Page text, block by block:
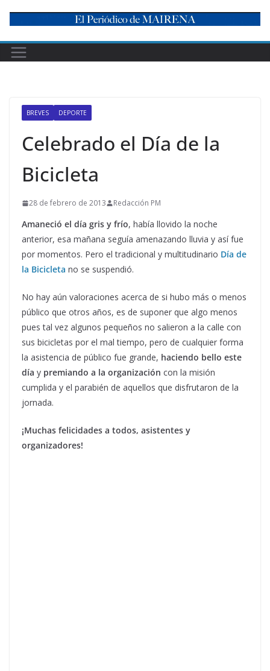
content
BREVES DEPORTE
Celebrado el Día de la
Bicicleta
28 de febrero de 2013 Redacción PM
Amaneció el día gris y frío, había llovido la noche
anterior, esa mañana seguía amenazando lluvia y así fue
por momentos. Pero el tradicional y multitudinario Día de
la Bicicleta no se suspendió.
No hay aún valoraciones acerca de si hubo más o menos
público que otros años, es de suponer que algo menos
pues tal vez algunos pequeños no salieron a la calle con
sus bicicletas por el mal tiempo, pero de cualquier forma
la asistencia de público fue grande, haciendo bello este
día y premiando a la organización con la misión
cumplida y el parabién de aquellos que disfrutaron de la
jornada.
¡Muchas felicidades a todos, asistentes y
organizadores!